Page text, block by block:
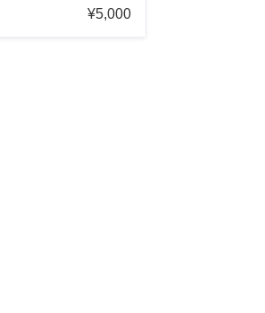
¥5,000